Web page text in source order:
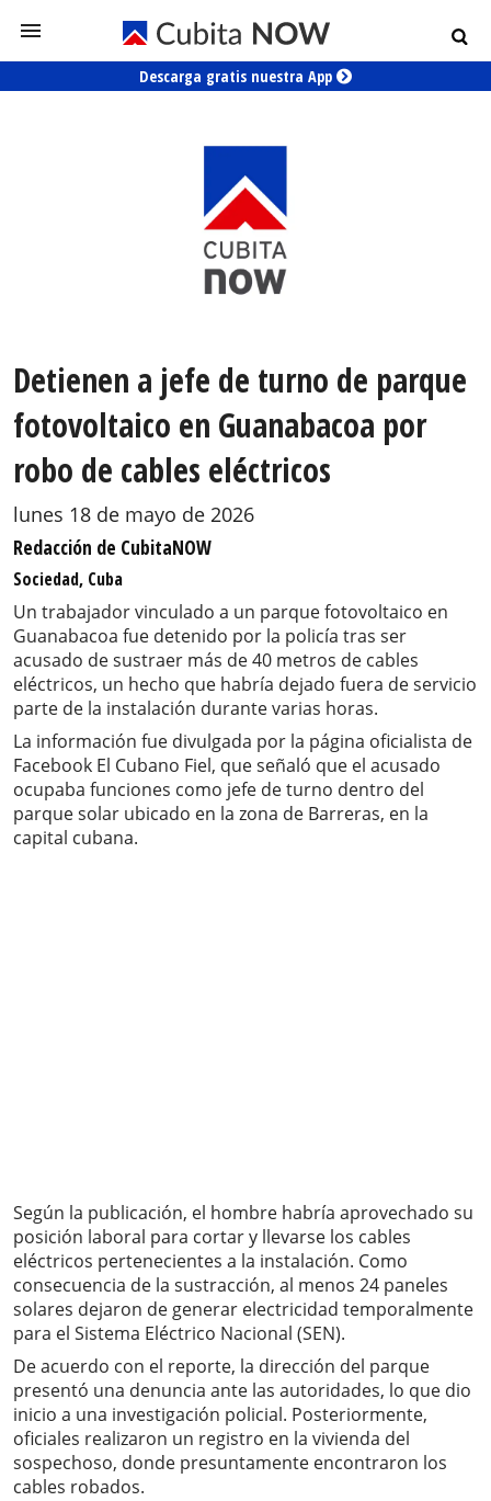
Descarga gratis nuestra App
Detienen a jefe de turno de parque
fotovoltaico en Guanabacoa por
robo de cables eléctricos
lunes 18 de mayo de 2026
Redacción de CubitaNOW
Sociedad, Cuba
Un trabajador vinculado a un parque fotovoltaico en
Guanabacoa fue detenido por la policía tras ser
acusado de sustraer más de 40 metros de cables
eléctricos, un hecho que habría dejado fuera de servicio
parte de la instalación durante varias horas.
La información fue divulgada por la página oficialista de
Facebook El Cubano Fiel, que señaló que el acusado
ocupaba funciones como jefe de turno dentro del
parque solar ubicado en la zona de Barreras, en la
capital cubana.
Según la publicación, el hombre habría aprovechado su
posición laboral para cortar y llevarse los cables
eléctricos pertenecientes a la instalación. Como
consecuencia de la sustracción, al menos 24 paneles
solares dejaron de generar electricidad temporalmente
para el Sistema Eléctrico Nacional (SEN).
De acuerdo con el reporte, la dirección del parque
presentó una denuncia ante las autoridades, lo que dio
inicio a una investigación policial. Posteriormente,
oficiales realizaron un registro en la vivienda del
sospechoso, donde presuntamente encontraron los
cables robados.